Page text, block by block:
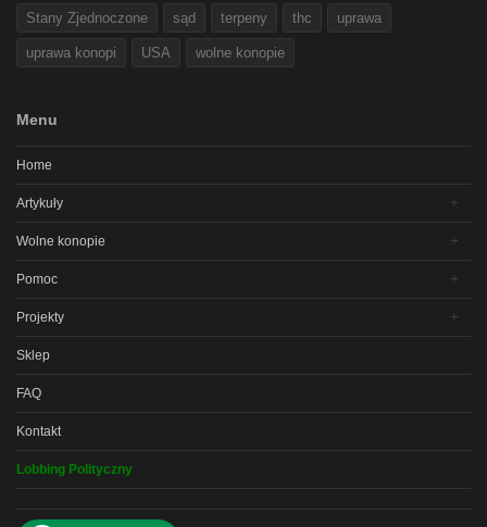
Stany Zjednoczone sąd terpeny thc uprawa
uprawa konopi USA wolne konopie
Menu
Home
Artykuły
Wolne konopie
Pomoc
Projekty
Sklep
FAQ
Kontakt
Lobbing Polityczny